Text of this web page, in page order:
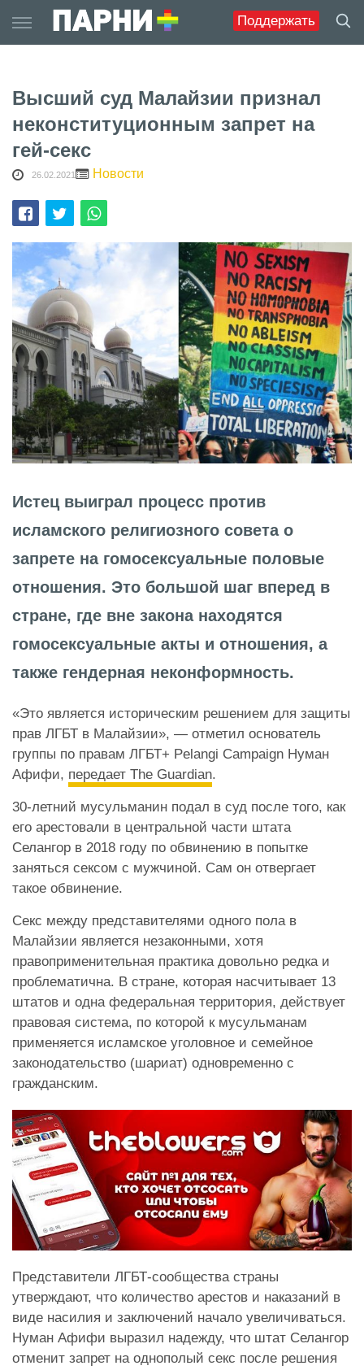
Поддержать
to
content
Высший суд Малайзии признал
неконституционным запрет на
гей-секс
26.02.2021 Новости
Истец выиграл процесс против
исламского религиозного совета о
запрете на гомосексуальные половые
отношения. Это большой шаг вперед в
стране, где вне закона находятся
гомосексуальные акты и отношения, а
также гендерная неконформность.
«Это является историческим решением для защиты
прав ЛГБТ в Малайзии», — отметил основатель
группы по правам ЛГБТ+ Pelangi Campaign Нуман
Афифи, передает The Guardian.
30-летний мусульманин подал в суд после того, как
его арестовали в центральной части штата
Селангор в 2018 году по обвинению в попытке
заняться сексом с мужчиной. Сам он отвергает
такое обвинение.
Секс между представителями одного пола в
Малайзии является незаконными, хотя
правоприменительная практика довольно редка и
проблематична. В стране, которая насчитывает 13
штатов и одна федеральная территория, действует
правовая система, по которой к мусульманам
применяется исламское уголовное и семейное
законодательство (шариат) одновременно с
гражданским.
Представители ЛГБТ-сообщества страны
утверждают, что количество арестов и наказаний в
виде насилия и заключений начало увеличиваться.
Нуман Афифи выразил надежду, что штат Селангор
отменит запрет на однополый секс после решения